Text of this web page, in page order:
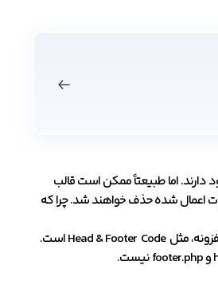
اما طبیعتاً ممکن است قالب
اعمال شده حذف خواهند شد. چرا که
بنابراین با بررسی روش های موجود به نظر می رسد که مطمئن ترین راه برای افزودن تکه کد به هدر و فوتر، استفاده از یک افزونه، مثل Head & Footer Code است.